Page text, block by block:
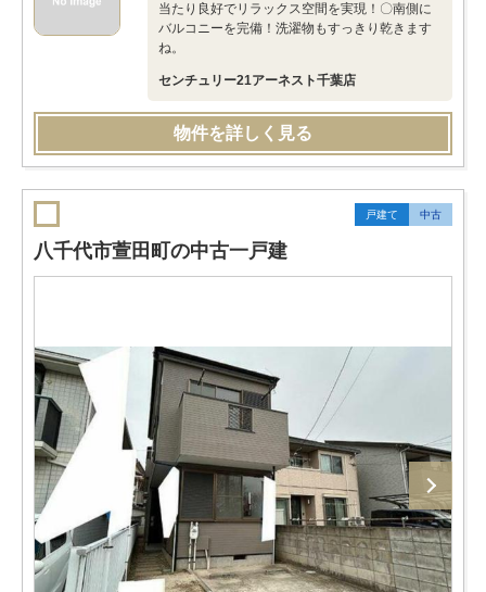
当たり良好でリラックス空間を実現！〇南側に
バルコニーを完備！洗濯物もすっきり乾きます
ね。
センチュリー21アーネスト千葉店
物件を詳しく見る
戸建て 中古
八千代市萱田町の中古一戸建